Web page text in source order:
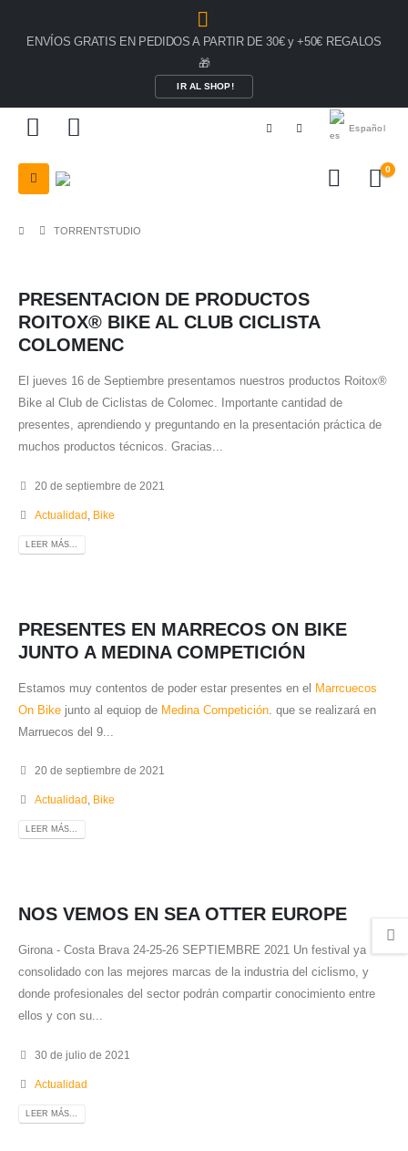
ENVÍOS GRATIS EN PEDIDOS A PARTIR DE 30€ y +50€ REGALOS
🎁
IR AL SHOP!
Español
0
TORRENTSTUDIO
PRESENTACION DE PRODUCTOS
ROITOX® BIKE AL CLUB CICLISTA
COLOMENC
El jueves 16 de Septiembre presentamos nuestros productos Roitox®
Bike al Club de Ciclistas de Colomec. Importante cantidad de
presentes, aprendiendo y preguntando en la presentación práctica de
muchos productos técnicos. Gracias...
20 de septiembre de 2021
Actualidad Bike
LEER MÁS...
PRESENTES EN MARRECOS ON BIKE
JUNTO A MEDINA COMPETICIÓN
Estamos muy contentos de poder estar presentes en el Marrcuecos
On Bike junto al equiop de Medina Competición . que se realizará en
Marruecos del 9...
20 de septiembre de 2021
Actualidad Bike
LEER MÁS...
NOS VEMOS EN SEA OTTER EUROPE
Girona - Costa Brava 24-25-26 SEPTIEMBRE 2021 Un festival ya
consolidado con las mejores marcas de la industria del ciclismo, y
donde profesionales del sector podrán compartir conocimiento entre
ellos y con su...
30 de julio de 2021
Actualidad
LEER MÁS...